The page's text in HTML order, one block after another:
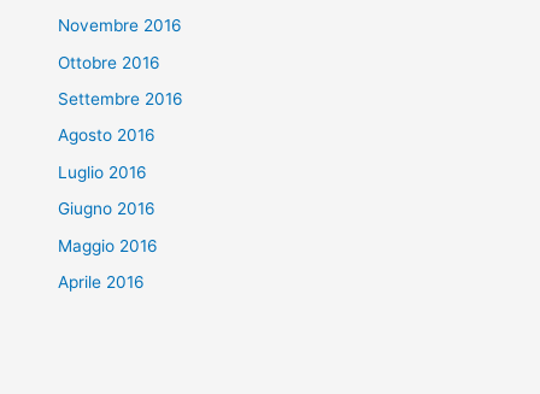
Novembre 2016
Ottobre 2016
Settembre 2016
Agosto 2016
Luglio 2016
Giugno 2016
Maggio 2016
Aprile 2016